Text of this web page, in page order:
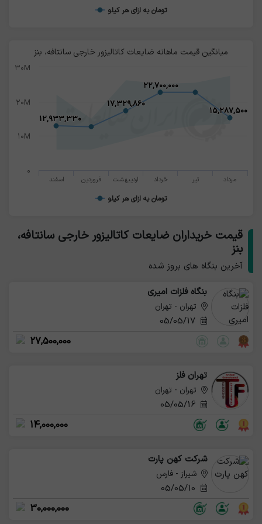
پرایدی و پژویی ارزش بالاتری دارد.
تومان به ازای هر کیلو
میانگین قیمت ماهانه ضایعات کاتالیزور خارجی سانتافه، بنز
۱۲,۹۳۳,۳۳۰
۱۲,۹۳۳,۳۳۰
۱۷,۳۲۹,۸۶۰
۱۷,۳۲۹,۸۶۰
۲۲,۷۰۰,۰۰۰
۲۲,۷۰۰,۰۰۰
۱۵,۲۸۷,۵۰۰
۱۵,۲۸۷,۵۰۰
تومان به ازای هر کیلو
اسفند فروردین اردیبهشت خرداد تیر مرداد
۰
۱۰M
۲۰M
۳۰M
قیمت خریداران ضایعات کاتالیزور خارجی سانتافه،
بنز
آخرین بنگاه های بروز شده
بنگاه فلزات امیری
تهران - تهران
05/05/17
27,500,000
تهران فلز
تهران - تهران
05/05/16
14,000,000
شرکت کهن پارت
شیراز - فارس
30,000,000